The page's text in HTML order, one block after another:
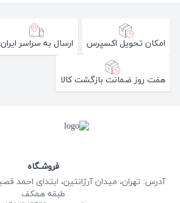
امکان تحویل اکسپرس ارسال به سراسر ایران
هفت روز ضمانت بازگشت کالا
فروشـگاه
طبقه همکف